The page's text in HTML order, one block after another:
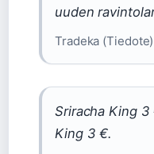
uuden
Tradeka (Tiedote)
Sriracha King
King 3 €.